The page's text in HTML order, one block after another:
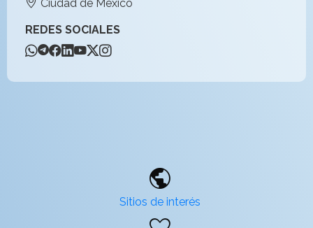
Ciudad de México
REDES SOCIALES
public
Sitios de interés